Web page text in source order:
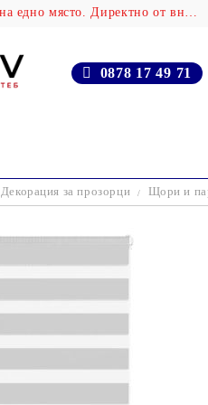
Крабов - Над 100 000 продукта на едно място. Директно от вносителя!
0878 17 49 71
Декорация за прозорци Щори и